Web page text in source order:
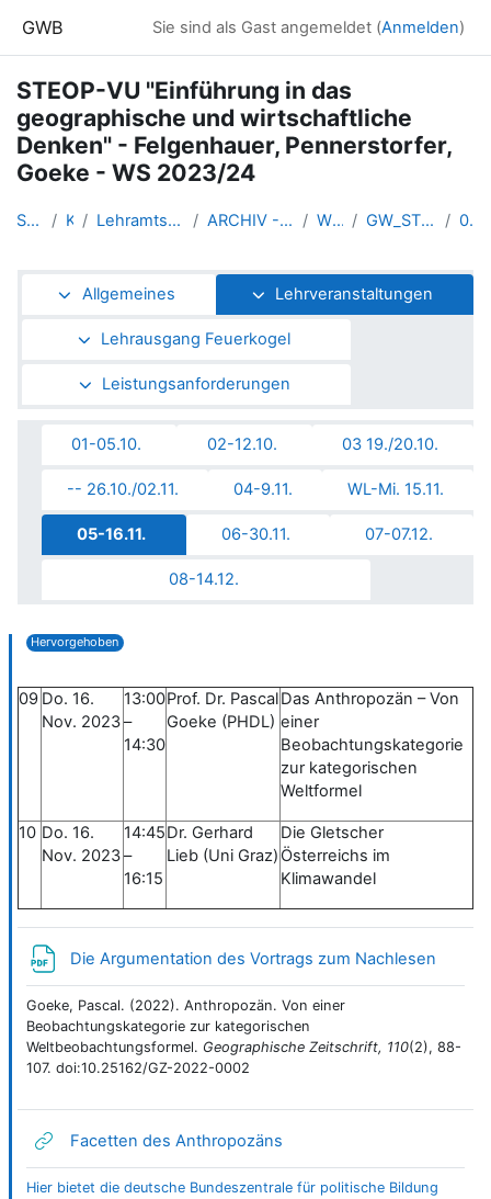
GWB Sie sind als Gast angemeldet (Anmelden)
STEOP-VU "Einführung in das
geographische und wirtschaftliche
Denken" - Felgenhauer, Pennerstorfer,
Goeke - WS 2023/24
Startseite Kurse Lehramtsausbildung GW im Clust... ARCHIV - Lehrveranstaltungen a... WS_2023/24 GW_STEOPgw_Linz_2023ws 05-16.11.
Abschnittsübersicht
Allgemeines Lehrveranstaltungen
Lehrausgang Feuerkogel
Leistungsanforderungen
01-05.10. 02-12.10. 03 19./20.10.
-- 26.10./02.11. 04-9.11. WL-Mi. 15.11.
05-16.11. 06-30.11. 07-07.12.
08-14.12.
Hervorgehoben
09 Do. 16.
Nov. 2023
13:00
–
14:30
Prof. Dr. Pascal
Goeke (PHDL)
Das Anthropozän – Von
einer
Beobachtungskategorie
zur kategorischen
Weltformel
10 Do. 16.
Nov. 2023
14:45
–
16:15
Dr. Gerhard
Lieb (Uni Graz)
Die Gletscher
Österreichs im
Klimawandel
Die Argumentation des Vortrags zum Nachlesen
Goeke, Pascal. (2022). Anthropozän. Von einer
Beobachtungskategorie zur kategorischen
Weltbeobachtungsformel. Geographische Zeitschrift, 110(2), 88-
107. doi:10.25162/GZ-2022-0002
Facetten des Anthropozäns
Hier bietet die deutsche Bundeszentrale für politische Bildung